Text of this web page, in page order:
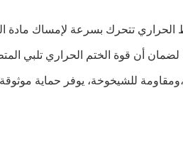
الحراري تتحرك بسرعة لإمساك مادة
لضمان أن قوة الختم الحراري تلبي
للشيخوخة، يوفر حماية